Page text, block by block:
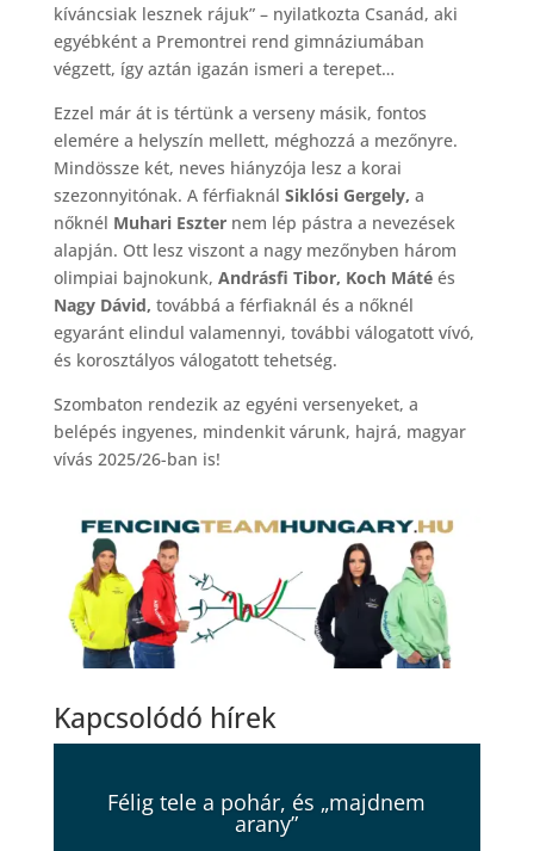
kíváncsiak lesznek rájuk” – nyilatkozta Csanád, aki
egyébként a Premontrei rend gimnáziumában
végzett, így aztán igazán ismeri a terepet…
Ezzel már át is tértünk a verseny másik, fontos
elemére a helyszín mellett, méghozzá a mezőnyre.
Mindössze két, neves hiányzója lesz a korai
szezonnyitónak. A férfiaknál Siklósi Gergely, a
nőknél Muhari Eszternem lép pástra a nevezések
alapján. Ott lesz viszont a nagy mezőnyben három
olimpiai bajnokunk, Andrásfi Tibor, Koch Mátéés
Nagy Dávid, továbbá a férfiaknál és a nőknél
egyaránt elindul valamennyi, további válogatott vívó,
és korosztályos válogatott tehetség.
Szombaton rendezik az egyéni versenyeket, a
belépés ingyenes, mindenkit várunk, hajrá, magyar
vívás 2025/26-ban is!
Kapcsolódó hírek
Félig tele a pohár, és „majdnem
arany”